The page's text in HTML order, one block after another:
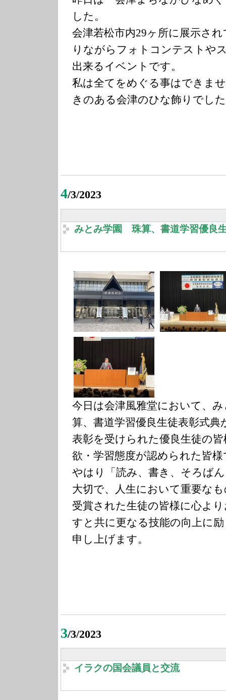
した。
会津若松市内29ヶ所に展示さ
りながらフォトコンテストや
出来るイベントです。
私は全てをめぐる事はできま
きのある会津のひな飾りでし
4/3/2023
みとみ学園 珠算、書道学習優良
今日は会津風雅堂において、
算、書道学習優良生徒表彰式
表彰を受けられた優良生徒の
欲・学習態度が認められた皆様
やはり「読み、書き、そろば
大切で、人生において重要な
受賞された生徒の皆様に心よ
すと共に更なる技能の向上に
申し上げます。
3/3/2023
イラクの国会議員と交流